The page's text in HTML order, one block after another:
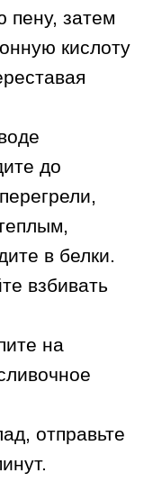
пену, затем
кислоту
до
в белки.
взбивать
на
отправьте